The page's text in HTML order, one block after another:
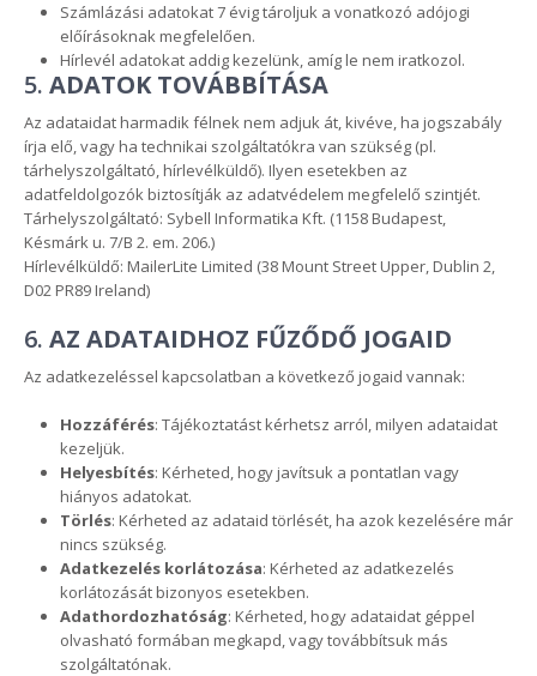
Számlázási adatokat 7 évig tároljuk a vonatkozó adójogi
előírásoknak megfelelően.
Hírlevél adatokat addig kezelünk, amíg le nem iratkozol.
5. ADATOK TOVÁBBÍTÁSA
Az adataidat harmadik félnek nem adjuk át, kivéve, ha jogszabály
írja elő, vagy ha technikai szolgáltatókra van szükség (pl.
tárhelyszolgáltató, hírlevélküldő). Ilyen esetekben az
adatfeldolgozók biztosítják az adatvédelem megfelelő szintjét.
Tárhelyszolgáltató: Sybell Informatika Kft. (1158 Budapest,
Késmárk u. 7/B 2. em. 206.)
Hírlevélküldő: MailerLite Limited (38 Mount Street Upper, Dublin 2,
D02 PR89 Ireland)
6. AZ ADATAIDHOZ FŰZŐDŐ JOGAID
Az adatkezeléssel kapcsolatban a következő jogaid vannak:
Hozzáférés: Tájékoztatást kérhetsz arról, milyen adataidat
kezeljük.
Helyesbítés: Kérheted, hogy javítsuk a pontatlan vagy
hiányos adatokat.
Törlés: Kérheted az adataid törlését, ha azok kezelésére már
nincs szükség.
Adatkezelés korlátozása: Kérheted az adatkezelés
korlátozását bizonyos esetekben.
Adathordozhatóság: Kérheted, hogy adataidat géppel
olvasható formában megkapd, vagy továbbítsuk más
szolgáltatónak.